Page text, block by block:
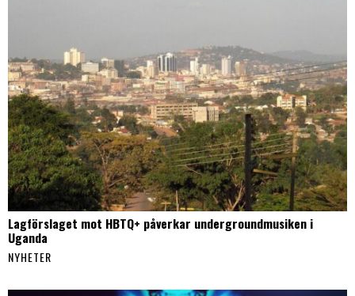
Lagförslaget mot HBTQ+ påverkar undergroundmusiken i
Uganda
NYHETER